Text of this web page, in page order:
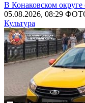
В Конаковском округе
05.08.2026, 08:29
Культура